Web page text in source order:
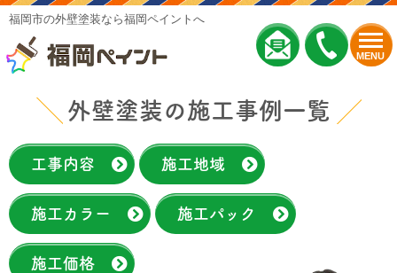
MENU
福岡市の外壁塗装なら福岡ペイントへ
外壁塗装の施工事例一覧
工事内容 施工地域
施工カラー 施工パック
施工価格